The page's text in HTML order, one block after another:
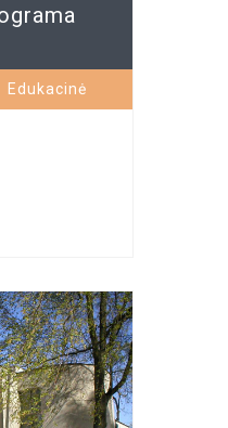
Edukacinė